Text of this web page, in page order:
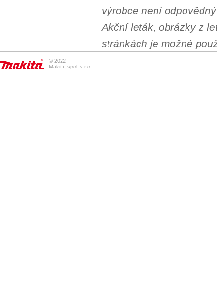
výrobce není
Akční leták, obrázky z
stránkách je možné
© 2022
Makita, spol. s r.o.